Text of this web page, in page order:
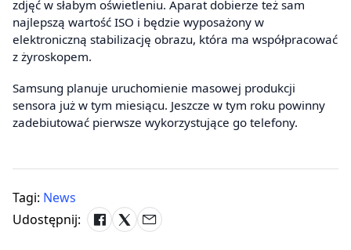
zdjęć w słabym oświetleniu. Aparat dobierze też sam
najlepszą wartość ISO i będzie wyposażony w
elektroniczną stabilizację obrazu, która ma współpracować
z żyroskopem.
Samsung planuje uruchomienie masowej produkcji
sensora już w tym miesiącu. Jeszcze w tym roku powinny
zadebiutować pierwsze wykorzystujące go telefony.
Tagi: News
Udostępnij: